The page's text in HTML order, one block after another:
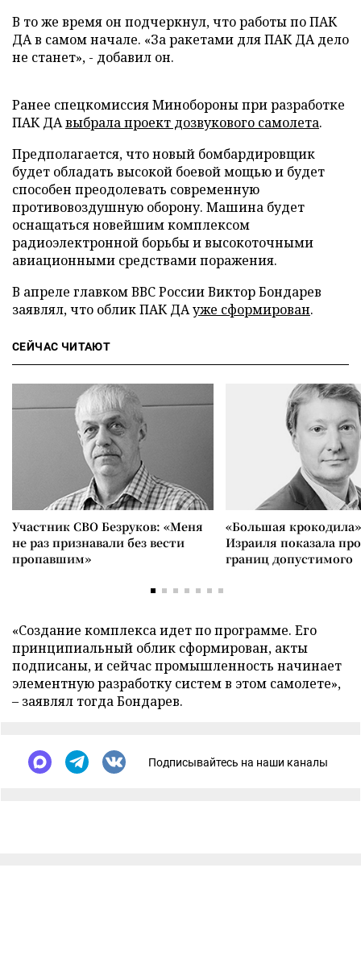
В то же время он подчеркнул, что работы по ПАК
ДА в самом начале. «За ракетами для ПАК ДА дело
не станет», - добавил он.
Ранее спецкомиссия Минобороны при разработке
ПАК ДАвыбрала проект дозвукового самолета.
Предполагается, что новый бомбардировщик
будет обладать высокой боевой мощью и будет
способен преодолевать современную
противовоздушную оборону. Машина будет
оснащаться новейшим комплексом
радиоэлектронной борьбы и высокоточными
авиационными средствами поражения.
В апреле главком ВВС России Виктор Бондарев
заявлял, что облик ПАК ДАуже сформирован.
СЕЙЧАС ЧИТАЮТ
Участник СВО Безруков: «Меня
не раз признавали без вести
пропавшим»
«Большая
Израиля показала
границ допустимого
«Создание комплекса идет по программе. Его
принципиальный облик сформирован, акты
подписаны, и сейчас промышленность начинает
элементную разработку систем в этом самолете»,
– заявлял тогда Бондарев.
Подписывайтесь на наши каналы